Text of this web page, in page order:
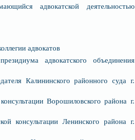
адвокатской деятельностью
адвокатов
адвокатского объединения
Калининского районного суда г.
Ворошиловского района г.
консультации Ленинского района г.